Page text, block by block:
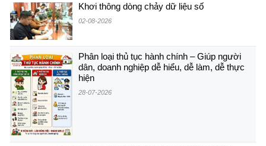
Khơi thông dòng chảy dữ liệu số
02-08-2026
Phân loại thủ tục hành chính – Giúp người
dân, doanh nghiệp dễ hiểu, dễ làm, dễ thực
hiện
28-07-2026